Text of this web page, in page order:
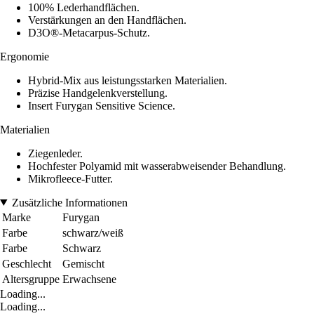
100% Lederhandflächen.
Verstärkungen an den Handflächen.
D3O®-Metacarpus-Schutz.
Ergonomie
Hybrid-Mix aus leistungsstarken Materialien.
Präzise Handgelenkverstellung.
Insert Furygan Sensitive Science.
Materialien
Ziegenleder.
Hochfester Polyamid mit wasserabweisender Behandlung.
Mikrofleece-Futter.
Zusätzliche Informationen
Marke
Furygan
Farbe
schwarz/weiß
Farbe
Schwarz
Geschlecht
Gemischt
Altersgruppe Erwachsene
Loading...
Loading...